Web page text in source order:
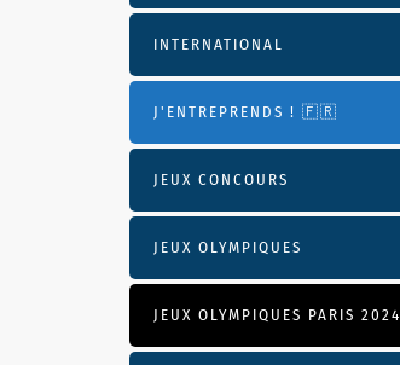
INTERNATIONAL
J'ENTREPRENDS ! 🇫🇷
JEUX CONCOURS
JEUX OLYMPIQUES
JEUX OLYMPIQUES PARIS 2024